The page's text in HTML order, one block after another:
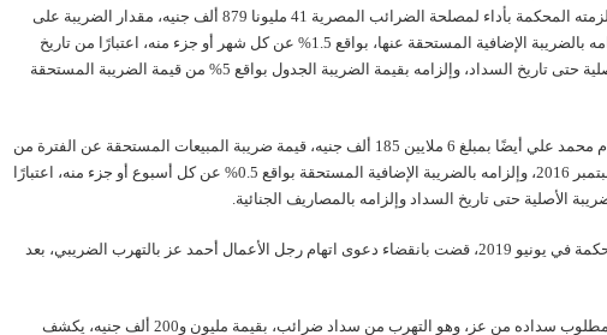
بالسجن 5 سنوات، وألزمته المحكمة بأداء لمصلحة الضرائب المصرية 41 مليونا 879 ألف جنيه، مقدار الضريبة على
القيمة المضافة، وإلزامه بالضريبة الإضافية المستحقة عنها، بواقع 1.5% عن كل شهر أو جزء منه، اعتبارًا من تاريخ
استحقاق الضريبة الأصلية حتى تاريخ السداد، وإلزامه بقيمة الضريبة الجدول بواقع 5% من قيمة الضريبة المستحقة
وقررت المحكمة، إلزام محمد علي أيضًا بمبلغ 6 ملايين 185 ألف جنيه، قيمة ضريبة المبيعات المستحقة عن الفترة من
أكتوبر 2012 حتى 7 سبتمبر 2016، وإلزامه بالضريبة الإضافية المستحقة بواقع 0.5% عن كل أسبوع أو جزء منه، اعتبارًا
الأصلية حتى تاريخ السداد وإلزامه بالمصاريف الجنائية.
في حين أن نفس المحكمة في يونيو 2019، قضت بانقضاء دعوى اتهام رجل الأعمال أحمد عز بالتهرب الضريبي، بعد
غير أن فارق المبلغ المطلوب سداده من عز، وهو التهرب من سداد ضرائب، بقيمة مليون و200 ألف جنيه، يكشف